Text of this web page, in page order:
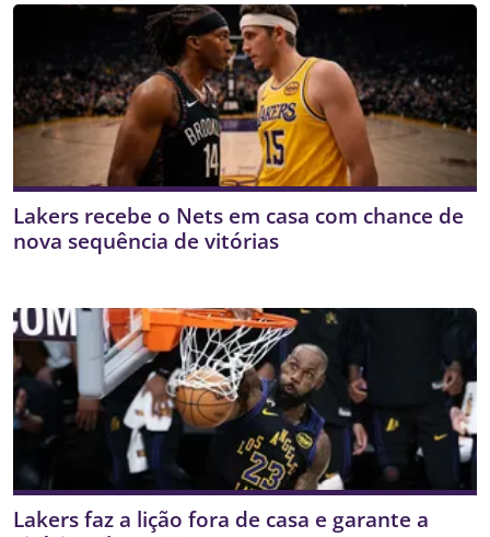
Lakers recebe o Nets em casa com chance de
nova sequência de vitórias
Lakers faz a lição fora de casa e garante a